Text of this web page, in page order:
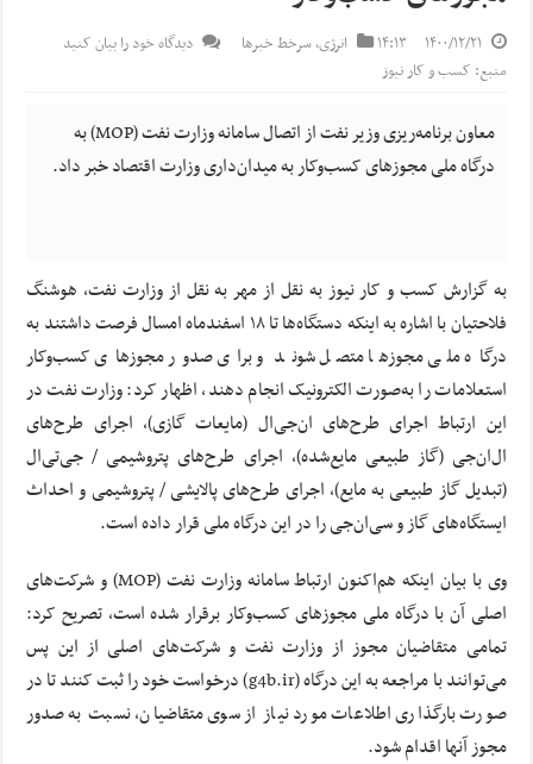
۱۴۰۰/۱۲/۲۱ ۱۴:۱۳ انرژی,سرخط خبرها
دیدگاه خود را بیان کنید
منبع: کسب و کار نیوز
معاون برنامه‌ریزی وزیر نفت از اتصال سامانه وزارت نفت (MOP) به
درگاه ملی مجوزهای کسب‌وکار به میدان‌داری وزارت اقتصاد خبر داد.
به گزارش کسب و کار نیوز به نقل از مهر به نقل از وزارت نفت، هوشنگ
فلاحتیان با اشاره به اینکه دستگاه‌ها تا ۱۸ اسفندماه امسال فرصت داشتند به
درگاه ملی مجوزها متصل شوند و برای صدور مجوزهای کسب‌وکار
استعلامات را به‌صورت الکترونیک انجام دهند، اظهار کرد: وزارت نفت در
این ارتباط اجرای طرح‌های ان‌جی‌ال (مایعات گازی)، اجرای طرح‌های
ال‌ان‌جی (گاز طبیعی مایع‌شده)، اجرای طرح‌های پتروشیمی / جی‌تی‌ال
(تبدیل گاز طبیعی به مایع)، اجرای طرح‌های پالایشی / پتروشیمی و احداث
ایستگاه‌های گاز و سی‌ان‌جی را در این درگاه ملی قرار داده است.
وی با بیان اینکه هم‌اکنون ارتباط سامانه وزارت نفت (MOP) و شرکت‌های
اصلی آن با درگاه ملی مجوزهای کسب‌وکار برقرار شده است، تصریح کرد:
تمامی متقاضیان مجوز از وزارت نفت و شرکت‌های اصلی از این پس
می‌توانند با مراجعه به این درگاه (g4b.ir) درخواست خود را ثبت کنند تا در
صورت بارگذاری اطلاعات مورد نیاز از سوی متقاضیان، نسبت به صدور
مجوز آنها اقدام شود.